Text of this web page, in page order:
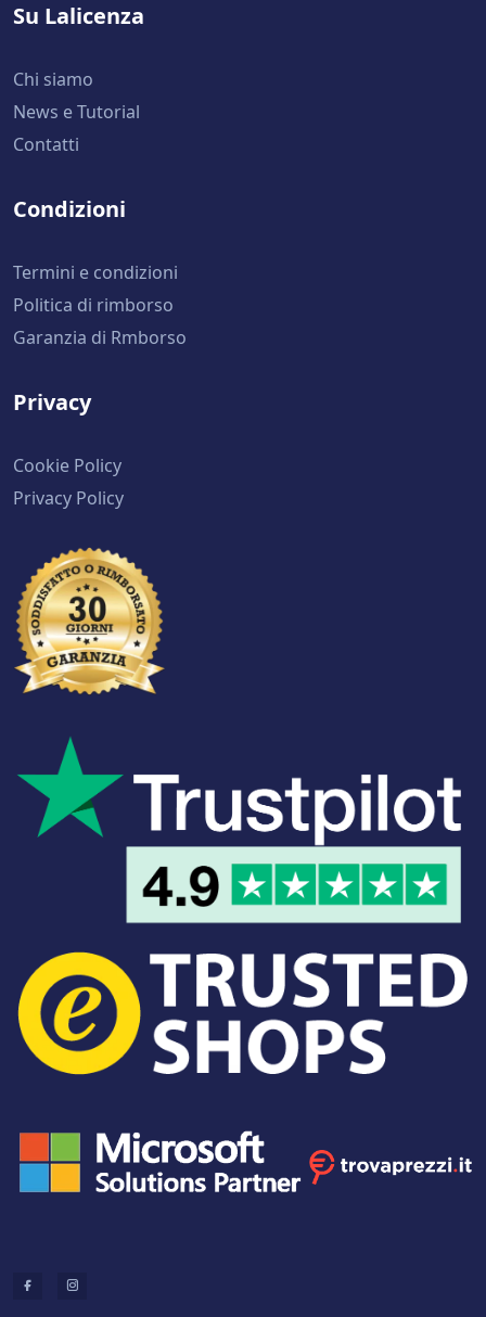
Su Lalicenza
Chi siamo
News e Tutorial
Contatti
Condizioni
Termini e condizioni
Politica di rimborso
Garanzia di Rmborso
Privacy
Cookie Policy
Privacy Policy